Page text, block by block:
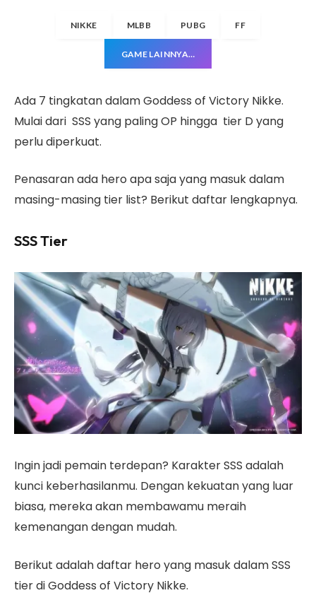
NIKKE MLBB PUBG FF
GAME LAINNYA…
Ada 7 tingkatan dalam Goddess of Victory Nikke.
Mulai dari SSS yang paling OP hingga tier D yang
perlu diperkuat.
Penasaran ada hero apa saja yang masuk dalam
masing-masing tier list? Berikut daftar lengkapnya.
SSS Tier
Ingin jadi pemain terdepan? Karakter SSS adalah
kunci keberhasilanmu. Dengan kekuatan yang luar
biasa, mereka akan membawamu meraih
kemenangan dengan mudah.
Berikut adalah daftar hero yang masuk dalam SSS
tier di Goddess of Victory Nikke.